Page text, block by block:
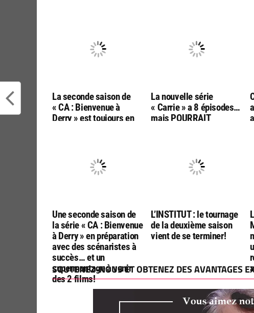
La seconde saison de
« CA : Bienvenue à
Derry » est toujours en
La nouvelle série
« Carrie » a 8 épisodes…
mais POURRAIT
Une seconde saison de
la série « CA : Bienvenue
à Derry » en préparation
avec des scénaristes à
succès… et un
supermontage à venir
des 2 films!
L’INSTITUT : le tournage
de la deuxième saison
vient de se terminer!
SOUTENEZ-NOUS ET OBTENEZ DES AVANTAGES